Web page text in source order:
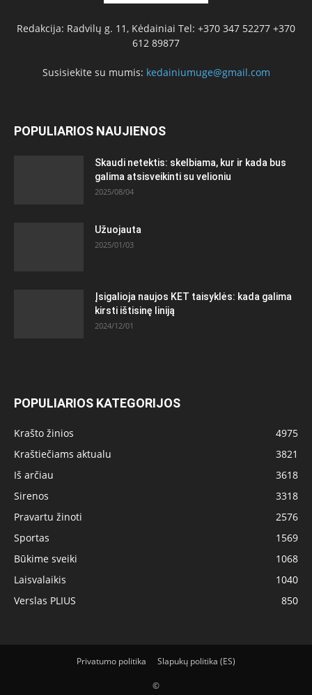
Redakcija: Radvilų g. 11, Kėdainiai Tel: +370 347 52277 +370
612 89877
Susisiekite su mumis: kedainiumuge@gmail.com
POPULIARIOS NAUJIENOS
Skaudi netektis: skelbiama, kur ir kada bus
galima atsisveikinti su velioniu
2025/08/04
Užuojauta
2025/01/03
Įsigalioja naujos KET taisyklės: kada galima
kirsti ištisinę liniją
2024/12/01
POPULIARIOS KATEGORIJOS
Krašto žinios
4975
Kraštiečiams aktualu
3821
Iš arčiau
3618
Sirenos
3318
Pravartu žinoti
2576
Sportas
1569
Būkime sveiki
1068
Laisvalaikis
1040
Verslas PLIUS
850
Privatumo politika Slapukų politika (ES)
©